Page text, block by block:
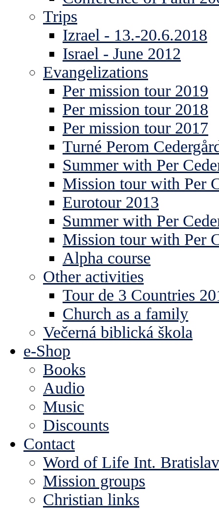
Trips
Izrael - 13.-20.6.2018
Israel - June 2012
Evangelizations
Per mission tour 2019
Per mission tour 2018
Per mission tour 2017
Turné Perom
Summer with Per
Mission tour with Per
Eurotour 2013
Summer with Per
Mission tour with Per
Alpha course
Other activities
Tour de 3 Countries
Church as a family
Večerná biblická škola
e-Shop
Books
Audio
Music
Discounts
Contact
Word of Life Int.
Mission groups
Christian links